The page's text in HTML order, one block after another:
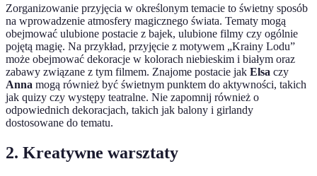
Zorganizowanie przyjęcia w określonym temacie to świetny sposób
na wprowadzenie atmosfery magicznego świata. Tematy mogą
obejmować ulubione postacie z bajek, ulubione filmy czy ogólnie
pojętą magię. Na przykład, przyjęcie z motywem „Krainy Lodu”
może obejmować dekoracje w kolorach niebieskim i białym oraz
zabawy związane z tym filmem. Znajome postacie jak Elsa czy
Anna mogą również być świetnym punktem do aktywności, takich
jak quizy czy występy teatralne. Nie zapomnij również o
odpowiednich dekoracjach, takich jak balony i girlandy
dostosowane do tematu.
2. Kreatywne warsztaty